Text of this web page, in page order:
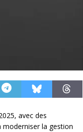
avec des
moderniser la gestion